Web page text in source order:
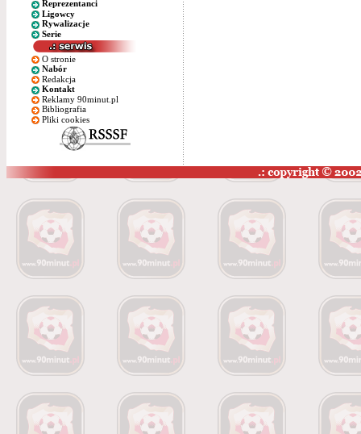
Reprezentanci
Ligowcy
Rywalizacje
Serie
O stronie
Nabór
Redakcja
Kontakt
Reklamy 90minut.pl
Bibliografia
Pliki cookies